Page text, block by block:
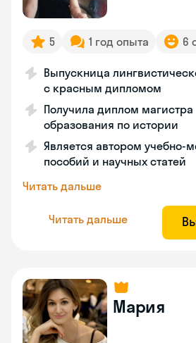
5 1 год опыта 6
Выпускница
с красным дипломом
Получила диплом магистра
образования по истории
Является автором учебно-
пособий и научных статей
Читать дальше
Читать дальше
Мария